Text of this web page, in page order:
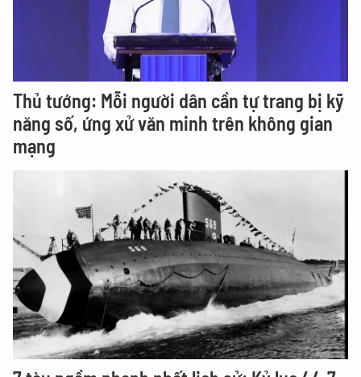
Thủ tướng: Mỗi người dân cần tự trang bị kỹ
năng số, ứng xử văn minh trên không gian
mạng